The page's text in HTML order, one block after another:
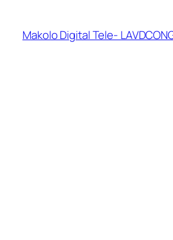
Makolo Digital Tele-